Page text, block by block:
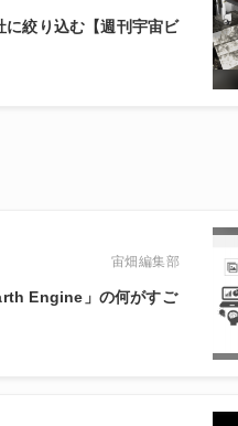
絞り込む【週刊宇宙ビ
宙畑編集部
Engine」の何がすご